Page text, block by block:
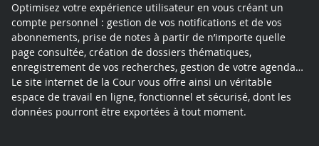
Optimisez votre expérience utilisateur en vous créant un
compte personnel : gestion de vos notifications et de vos
abonnements, prise de notes à partir de n’importe quelle
page consultée, création de dossiers thématiques,
enregistrement de vos recherches, gestion de votre agenda…
Le site internet de la Cour vous offre ainsi un véritable
espace de travail en ligne, fonctionnel et sécurisé, dont les
données pourront être exportées à tout moment.